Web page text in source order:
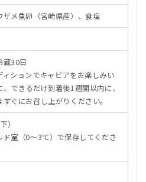
ザメ魚卵（宮崎県産）、食塩
蔵30日
ションでキャビアをお楽しみい
できるだけ到着後1週間以内に、
ぐにお召し上がりください。
）
ド室（0〜3℃）で保存してくださ